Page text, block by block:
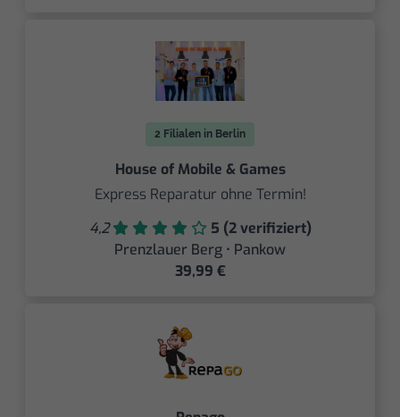
2 Filialen in Berlin
House of Mobile & Games
Express Reparatur ohne Termin!
4,2
5 (2 verifiziert)
Prenzlauer Berg • Pankow
39,99 €